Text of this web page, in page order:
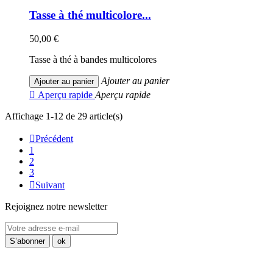
Tasse à thé multicolore...
50,00 €
Tasse à thé à bandes multicolores
Ajouter au panier
Ajouter au panier
 Aperçu rapide Aperçu rapide
Affichage 1-12 de 29 article(s)
Précédent
1
2
3
Suivant
Rejoignez notre newsletter